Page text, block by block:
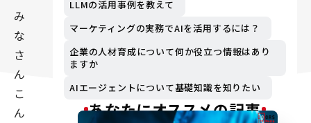
み
な
さ
ん
こ
ん
LLMの活用事例を教えて
マーケティングの実務でAIを活用するには？
企業の人材育成について何か役立つ情報はあり
ますか
AIエージェントについて基礎知識を知りたい
あなたにオススメの記事